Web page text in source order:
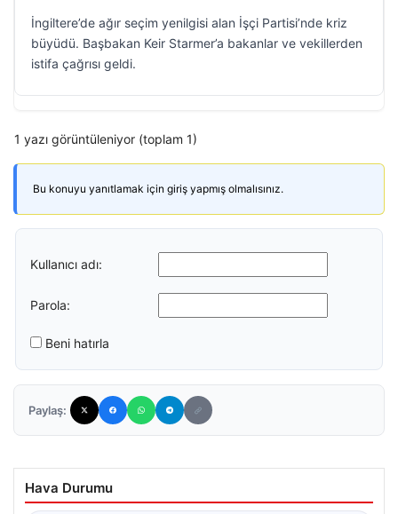
İngiltere’de ağır seçim yenilgisi alan İşçi Partisi’nde kriz
büyüdü. Başbakan Keir Starmer’a bakanlar ve vekillerden
istifa çağrısı geldi.
1 yazı görüntüleniyor (toplam 1)
Bu konuyu yanıtlamak için giriş yapmış olmalısınız.
Kullanıcı adı:
Parola:
Beni hatırla
Paylaş:
Hava Durumu